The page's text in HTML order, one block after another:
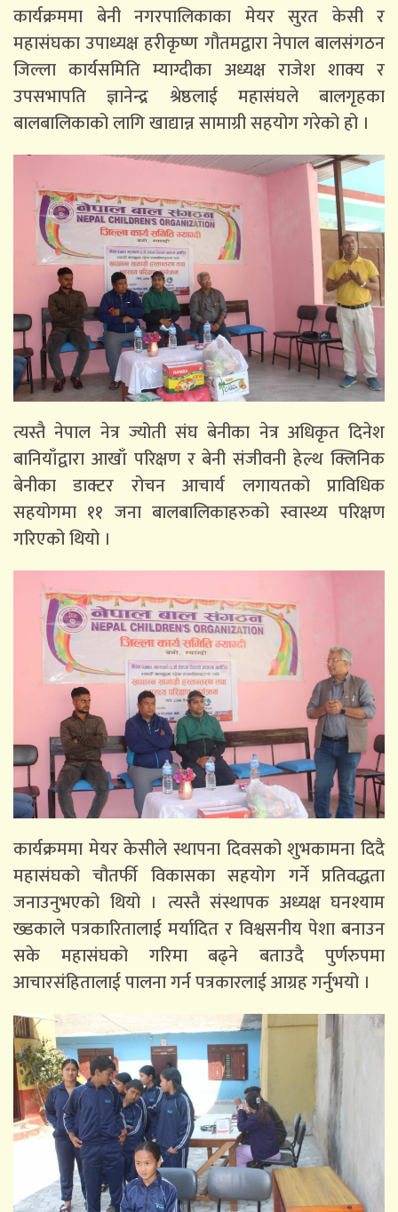
कार्यक्रममा बेनी नगरपालिकाका मेयर सुरत केसी र
महासंघका उपाध्यक्ष हरीकृष्ण गौतमद्वारा नेपाल बालसंगठन
जिल्ला कार्यसमिति म्याग्दीका अध्यक्ष राजेश शाक्य र
उपसभापति ज्ञानेन्द्र श्रेष्ठलाई महासंघले बालगृहका
बालबालिकाको लागि खाद्यान्न सामाग्री सहयोग गरेको हो ।
त्यस्तै नेपाल नेत्र ज्योती संघ बेनीका नेत्र अधिकृत दिनेश
बानियाँद्वारा आखाँ परिक्षण र बेनी संजीवनी हेल्थ क्लिनिक
बेनीका डाक्टर रोचन आचार्य लगायतको प्राविधिक
सहयोगमा ११ जना बालबालिकाहरुको स्वास्थ्य परिक्षण
गरिएको थियो ।
कार्यक्रममा मेयर केसीले स्थापना दिवसको शुभकामना दिदै
महासंघको चौतर्फी विकासका सहयोग गर्ने प्रतिवद्धता
जनाउनुभएको थियो । त्यस्तै संस्थापक अध्यक्ष घनश्याम
ख्डकाले पत्रकारितालाई मर्यादित र विश्वसनीय पेशा बनाउन
सके महासंघको गरिमा बढ्ने बताउदै पुर्णरुपमा
आचारसंहितालाई पालना गर्न पत्रकारलाई आग्रह गर्नुभयो ।